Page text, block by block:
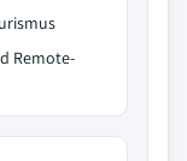
Remote-